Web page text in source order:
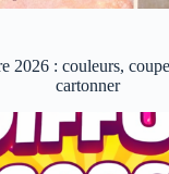
2026 : couleurs,
cartonner